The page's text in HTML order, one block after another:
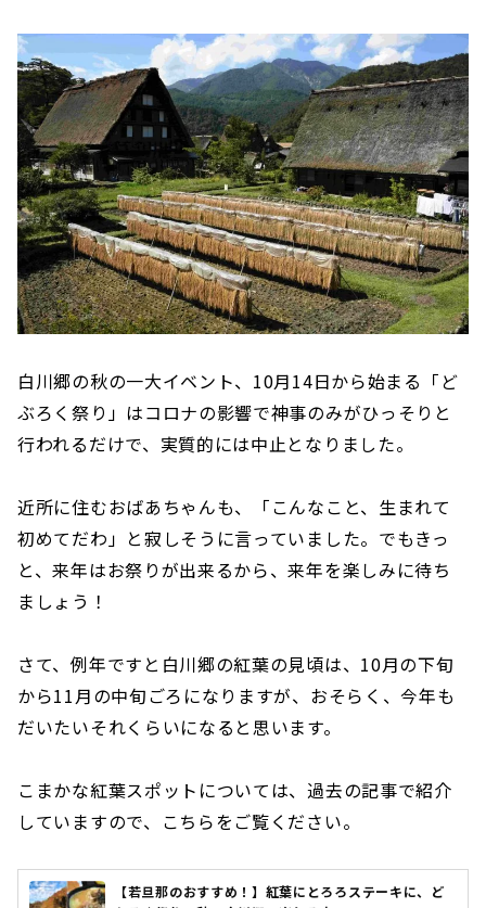
白川郷の秋の一大イベント、10月14日から始まる「ど
ぶろく祭り」はコロナの影響で神事のみがひっそりと
行われるだけで、実質的には中止となりました。
近所に住むおばあちゃんも、「こんなこと、生まれて
初めてだわ」と寂しそうに言っていました。でもきっ
と、来年はお祭りが出来るから、来年を楽しみに待ち
ましょう！
さて、例年ですと白川郷の紅葉の見頃は、10月の下旬
から11月の中旬ごろになりますが、おそらく、今年も
だいたいそれくらいになると思います。
こまかな紅葉スポットについては、過去の記事で紹介
していますので、こちらをご覧ください。
【若旦那のおすすめ！】紅葉にとろろステーキに、ど